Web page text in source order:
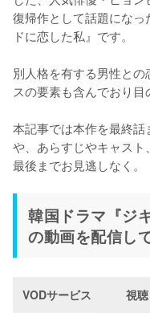
復帰作として話題にな
ドに恋した私』です。
別人格を有する男性と
スの要素も含んでおり目
本記事では本作を最終
や、あらすじやキャスト
最後までお見逃しなく。
韓国ドラマ『ジ
の動画を配信し
VODサービス 視聴